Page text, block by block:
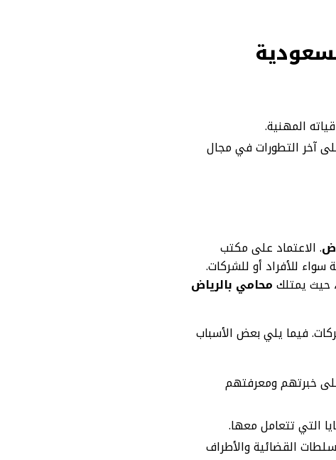
المهنية.
آخر التطورات في مجال
. الاعتماد على مكتب
للأفراد أو للشركات.
حيث يمتلكمحامي بالرياض
فيما يلي بعض الأسباب
خبرتهم ومعرفتهم
التي تتعامل معها.
القضائية والأطراف